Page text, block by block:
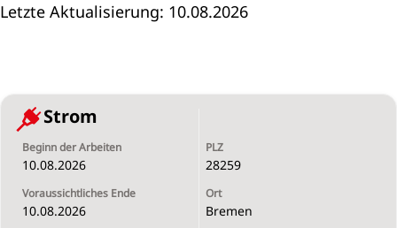
Letzte Aktualisierung: 10.08.2026
Strom
10.08.2026
10.08.2026
28259
Bremen